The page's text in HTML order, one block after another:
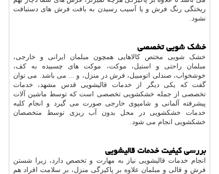
ریختگی رنگ فرش و یا آسیب رسیدن به بافت فرش های دستبافت
نشود.
خشک شویی تخصصی
خشک شویی مختص کالاهایی همچون مبلمان ایرانی و خارجی،
مبلمان راحتی و استیل، موکت، موکت های چسبیده به کف،
خوشخواب، صندلی اتومبیل، فرش در منزل، و ... می باشد. می توان
گفت که یکی دیگر از خدمات قالیشویی قدس مشهد، خدمات
تخصصی از جمله خشکشویی تخصصی است که توسط ماشین آلات
پیشرفته آلمانی و شامپوی خارجی صورت می گیرد و انجام کلیه
خدمات خشکشویی در محل بدون آب ریزی توسط متخصصان
خشکشویی انجام می شود.
بررسی کیفیت خدمات قالیشویی
انجام خدمات قالیشویی نیاز به مهارت و تخصص دارد، زیرا شستن
فرش و قالی و مبلمان علاوه بر پاکیزگی منزل، بر سلامت افراد هم